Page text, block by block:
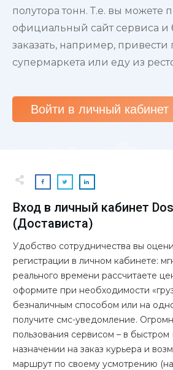
полутора тонн. Т.е. вы можете
официальный сайт сервиса и
заказать, например, привести
супермаркета или еду из
Войти в личный кабинет
Вход в личный кабинет
(Достависта)
Удобство сотрудничества вы
регистрации в личном кабинете:
реального времени рассчитаете
оформите при необходимости
безналичным способом или на
получите смс-уведомление.
пользования сервисом – в быстром
назначении на заказ курьера и
маршрут по своему усмотрению (на